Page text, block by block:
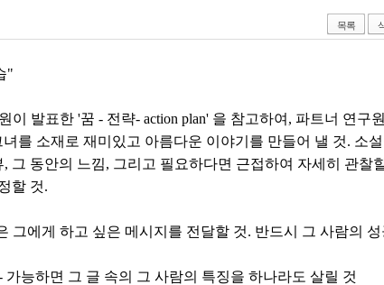
목록
"
이 발표한 '꿈 - 전략- action plan' 을 참고하여, 파트너 연구
를 소재로 재미있고 아름다운 이야기를 만들어 낼 것. 소
그 동안의 느낌, 그리고 필요하다면 근접하여 자세히 관찰
할 것.
그에게 하고 싶은 메시지를 전달할 것. 반드시 그 사람의
가능하면 그 글 속의 그 사람의 특징을 하나라도 살릴 것